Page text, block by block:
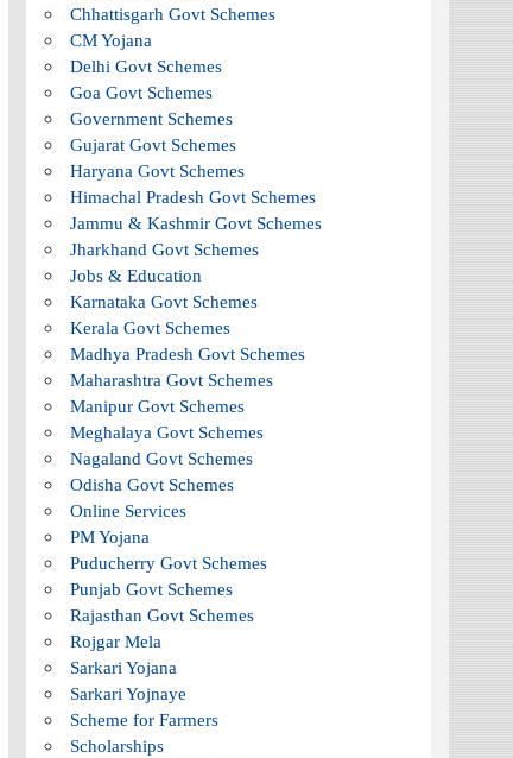
Chhattisgarh Govt Schemes
CM Yojana
Delhi Govt Schemes
Goa Govt Schemes
Government Schemes
Gujarat Govt Schemes
Haryana Govt Schemes
Himachal Pradesh Govt Schemes
Jammu & Kashmir Govt Schemes
Jharkhand Govt Schemes
Jobs & Education
Karnataka Govt Schemes
Kerala Govt Schemes
Madhya Pradesh Govt Schemes
Maharashtra Govt Schemes
Manipur Govt Schemes
Meghalaya Govt Schemes
Nagaland Govt Schemes
Odisha Govt Schemes
Online Services
PM Yojana
Puducherry Govt Schemes
Punjab Govt Schemes
Rajasthan Govt Schemes
Rojgar Mela
Sarkari Yojana
Sarkari Yojnaye
Scheme for Farmers
Scholarships